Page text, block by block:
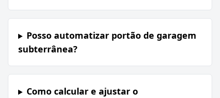
Posso automatizar portão de garagem
subterrânea?
Como calcular e ajustar o